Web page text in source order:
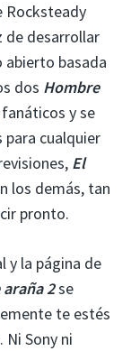
Rocksteady
de desarrollar
abierto basada
dos Hombre
y se
cualquier
El
los demás, tan
pronto.
y la página de
2se
te estés
Sony ni